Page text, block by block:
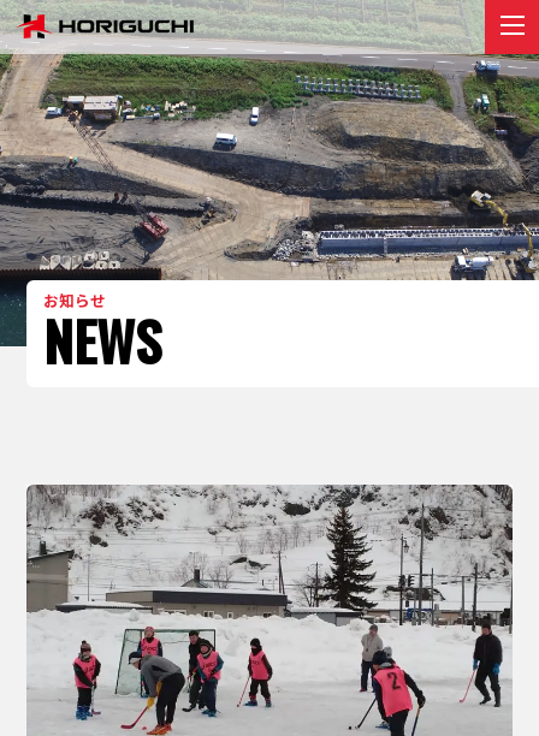
堀口組のこと
ABOUT
プロジェクト
PROJECT
リクルート
RECRUIT
お知らせ
NEWS